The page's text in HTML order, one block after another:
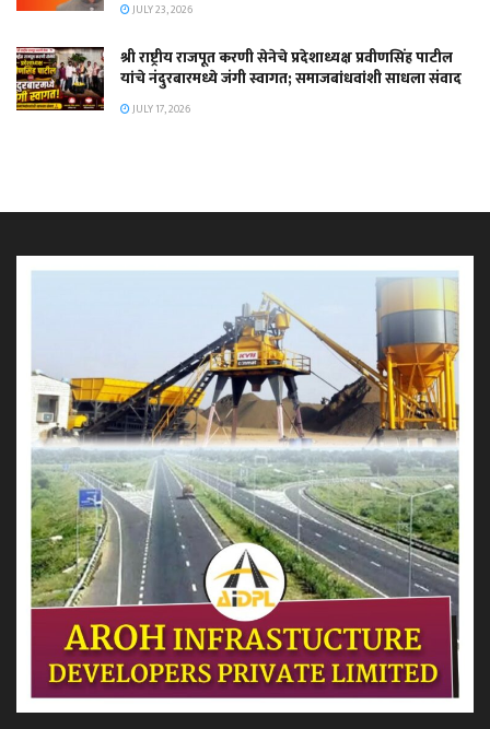
JULY 23, 2026
श्री राष्ट्रीय राजपूत करणी सेनेचे प्रदेशाध्यक्ष प्रवीणसिंह पाटील
यांचे नंदुरबारमध्ये जंगी स्वागत; समाजबांधवांशी साधला संवाद
JULY 17, 2026